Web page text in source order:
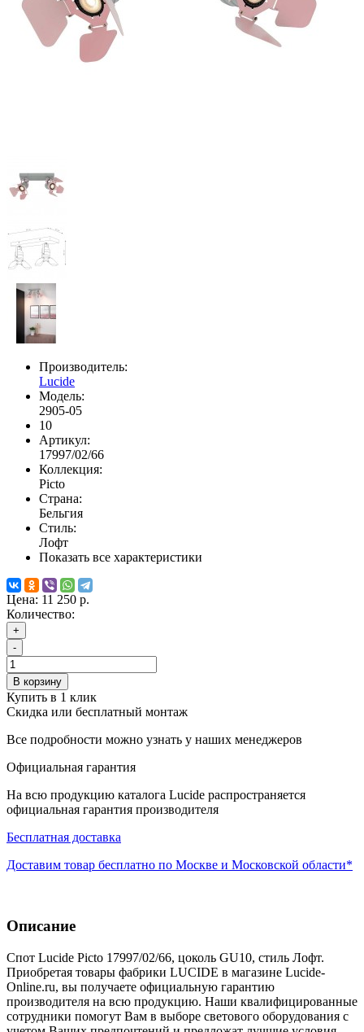
Производитель:
Lucide
Модель:
2905-05
10
Артикул:
17997/02/66
Коллекция:
Picto
Страна:
Бельгия
Стиль:
Лофт
Показать все характеристики
Цена: 11 250 р.
Количество:
+
-
В корзину
Купить в 1 клик
Скидка или бесплатный монтаж
Все подробности можно узнать у наших менеджеров
Официальная гарантия
На всю продукцию каталога Lucide распространяется
официальная гарантия производителя
Бесплатная доставка
Доставим товар бесплатно по Москве и Московской области*
Описание
Спот Lucide Picto 17997/02/66, цоколь GU10, стиль Лофт.
Приобретая товары фабрики LUCIDE в магазине Lucide-
Online.ru, вы получаете официальную гарантию
производителя на всю продукцию. Наши квалифицированные
сотрудники помогут Вам в выборе светового оборудования с